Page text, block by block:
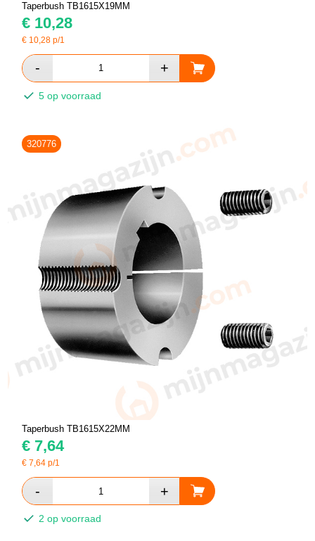
Taperbush TB1615X19MM
€ 10,28
€ 10,28 p/1
5 op voorraad
320776
Taperbush TB1615X22MM
€ 7,64
€7,64 p/1
2 op voorraad